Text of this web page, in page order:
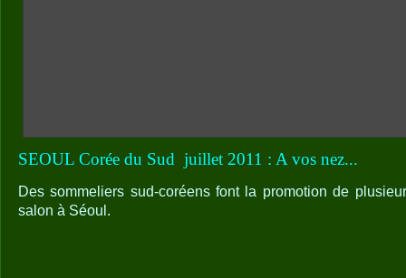
SEOUL Corée du Sud juillet 2011 : A vos nez...
Des sommeliers sud-coréens font la promotion de
salon à Séoul.